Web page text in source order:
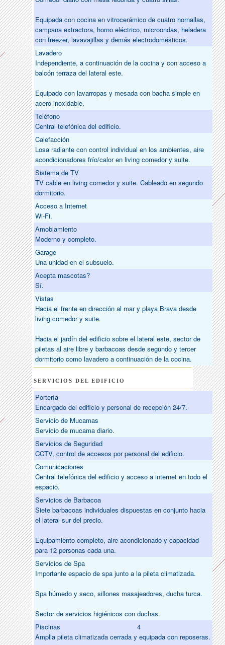
Equipada con cocina en vitrocerámico de cuatro hornallas,
campana extractora, horno eléctrico, microondas, heladera
con freezer, lavavajillas y demás electrodomésticos.
Lavadero
Independiente, a continuación de la cocina y con acceso a
balcón terraza del lateral este.
Equipado con lavarropas y mesada con bacha simple en
acero inoxidable.
Teléfono
Central telefónica del edificio.
Calefacción
Losa radiante con control individual en los ambientes, aire
acondicionadores frío/calor en living comedor y suite.
Sistema de TV
TV cable en living comedor y suite. Cableado en segundo
dormitorio.
Acceso a Internet
Wi-Fi.
Amoblamiento
Moderno y completo.
Garage
Una unidad en el subsuelo.
Acepta mascotas?
Sí.
Vistas
Hacia el frente en dirección al mar y playa Brava desde
living comedor y suite.
Hacia el jardín del edificio sobre el lateral este, sector de
piletas al aire libre y barbacoas desde segundo y tercer
dormitorio como lavadero a continuación de la cocina.
SERVICIOS DEL EDIFICIO
Portería
Encargado del edificio y personal de recepción 24/7.
Servicio de Mucamas
Servicio de mucama diario.
Servicios de Seguridad
CCTV, control de accesos por personal del edificio.
Comunicaciones
Central telefónica del edificio y acceso a internet en todo el
espacio.
Servicios de Barbacoa
Siete barbacoas individuales dispuestas en conjunto hacia
el lateral sur del precio.
Equipamiento completo, aire acondicionado y capacidad
para 12 personas cada una.
Servicios de Spa
Importante espacio de spa junto a la pileta climatizada.
Spa húmedo y seco, sillones masajeadores, ducha turca.
Sector de servicios higiénicos con duchas.
Piscinas
4
Amplia pileta climatizada cerrada y equipada con reposeras.